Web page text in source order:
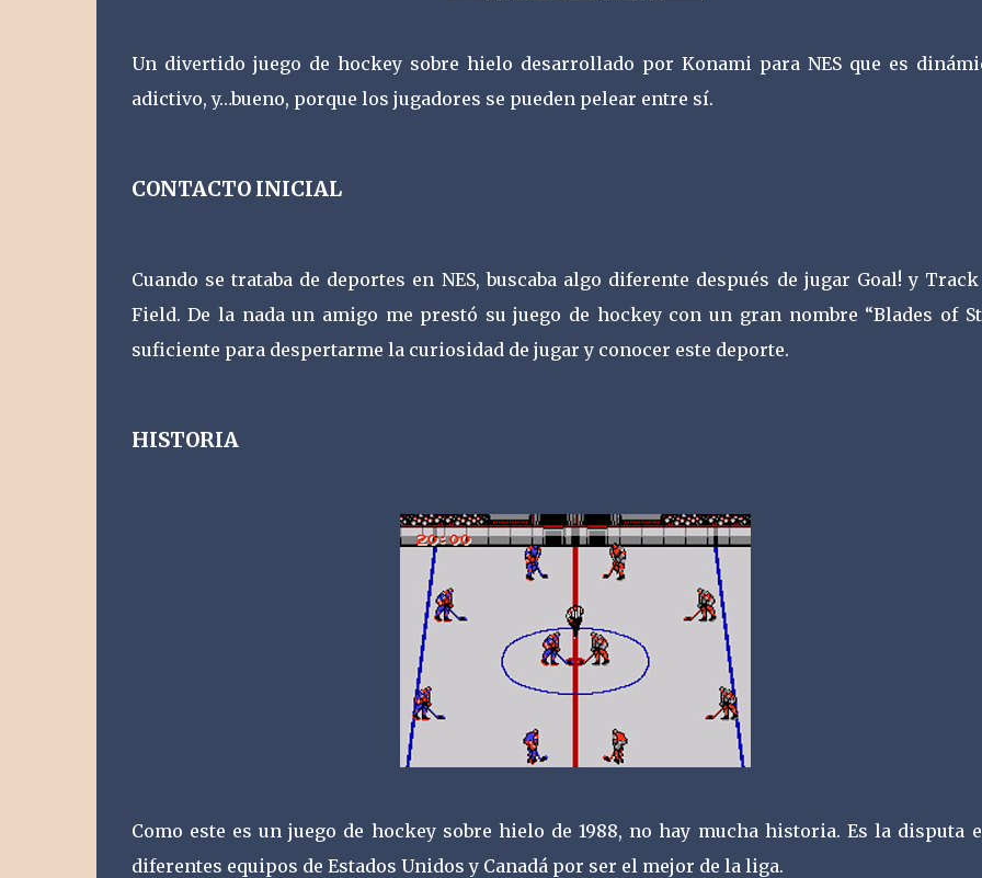
Un divertido juego de hockey sobre hielo desarrollado por Konami para NES que es
adictivo, y…bueno, porque los jugadores se pueden pelear entre sí.
CONTACTO INICIAL
Cuando se trataba de deportes en NES, buscaba algo diferente después de jugar Goal! y
Field. De la nada un amigo me prestó su juego de hockey con un gran nombre “Blades of
suficiente para despertarme la curiosidad de jugar y conocer este deporte.
HISTORIA
Como este es un juego de hockey sobre hielo de 1988, no hay mucha historia. Es la disputa
diferentes equipos de Estados Unidos y Canadá por ser el mejor de la liga.